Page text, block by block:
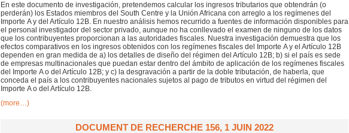
En este documento de investigación, pretendemos calcular los ingresos tributarios que obtendrán (o
perderán) los Estados miembros del South Centre y la Unión Africana con arreglo a los regímenes del
Importe A y del Artículo 12B. En nuestro análisis hemos recurrido a fuentes de información disponibles para
el personal investigador del sector privado, aunque no ha conllevado el examen de ninguno de los datos
que los contribuyentes proporcionan a las autoridades fiscales. Nuestra investigación demuestra que los
efectos comparativos en los ingresos obtenidos con los regímenes fiscales del Importe A y el Artículo 12B
dependen en gran medida de a) los detalles de diseño del régimen del Artículo 12B; b) si el país es sede
de empresas multinacionales que puedan estar dentro del ámbito de aplicación de los regímenes fiscales
del Importe A o del Artículo 12B; y c) la desgravación a partir de la doble tributación, de haberla, que
conceda el país a los contribuyentes nacionales sujetos al pago de tributos en virtud del régimen del
Importe A o del Artículo 12B.
(more…)
DOCUMENT DE RECHERCHE 156, 1 JUIN 2022